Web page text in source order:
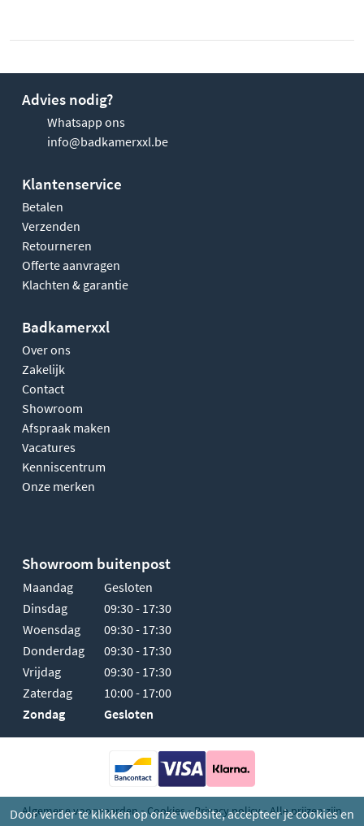
Door verder te klikken op onze website, accepteer je cookies en
Advies nodig?
Whatsapp ons
info@badkamerxxl.be
Klantenservice
Betalen
Verzenden
Retourneren
Offerte aanvragen
Klachten & garantie
Badkamerxxl
Over ons
Zakelijk
Contact
Showroom
Afspraak maken
Vacatures
Kenniscentrum
Onze merken
Showroom buitenpost
Maandag
Gesloten
Dinsdag
09:30 - 17:30
Woensdag
09:30 - 17:30
Donderdag
09:30 - 17:30
Vrijdag
09:30 - 17:30
Zaterdag
10:00 - 17:00
Zondag
Gesloten
Algemene voorwaarden -Cookies-Privacy policy -Alle prijzen zijn